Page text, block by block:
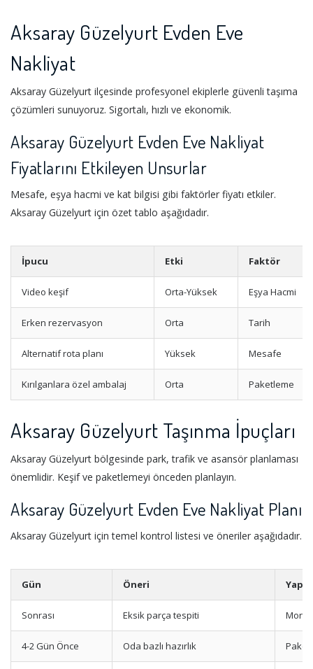
Aksaray Güzelyurt Evden Eve
Nakliyat
Aksaray Güzelyurt ilçesinde profesyonel ekiplerle güvenli taşıma
çözümleri sunuyoruz. Sigortalı, hızlı ve ekonomik.
Aksaray Güzelyurt Evden Eve Nakliyat
Fiyatlarını Etkileyen Unsurlar
Mesafe, eşya hacmi ve kat bilgisi gibi faktörler fiyatı etkiler.
Aksaray Güzelyurt için özet tablo aşağıdadır.
İpucu Etki Faktör
Video keşif Orta-Yüksek Eşya Hacmi
Erken rezervasyon Orta Tarih
Alternatif rota planı Yüksek Mesafe
Kırılganlara özel ambalaj Orta Paketleme
Aksaray Güzelyurt Taşınma İpuçları
Aksaray Güzelyurt bölgesinde park, trafik ve asansör planlaması
önemlidir. Keşif ve paketlemeyi önceden planlayın.
Aksaray Güzelyurt Evden Eve Nakliyat Planı
Aksaray Güzelyurt için temel kontrol listesi ve öneriler aşağıdadır.
Gün Öneri
Sonrası Eksik parça tespiti
4-2 Gün Önce Oda bazlı hazırlık